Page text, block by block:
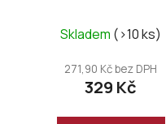
Skladem (>10 ks)
271,90 Kč bez DPH
329 Kč